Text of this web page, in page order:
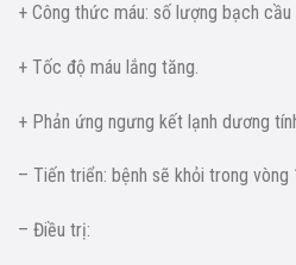
+ Công thức máu: số lượng bạch
+ Tốc độ máu lắng tăng.
+ Phản ứng ngưng kết lạnh dương
– Tiến triển: bệnh sẽ khỏi trong vòng
– Điều trị: